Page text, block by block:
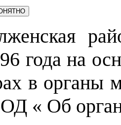
года на
в органы
« Об